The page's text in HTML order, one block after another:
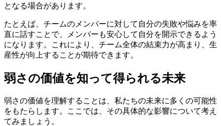
となる場合があります。
たとえば、チームのメンバーに対して自分の失敗や悩みを率
直に話すことで、メンバーも安心して自分を開示できるよう
になります。これにより、チーム全体の結束力が高まり、生
産性が向上することが期待できます。
弱さの価値を知って得られる未来
弱さの価値を理解することは、私たちの未来に多くの可能性
をもたらします。ここでは、その具体的な影響について考え
てみましょう。